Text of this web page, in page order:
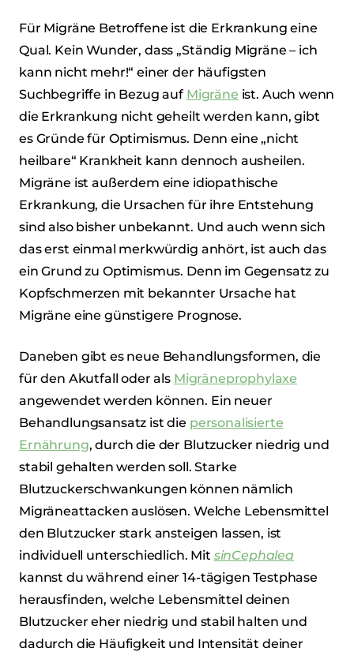
Für Migräne Betroffene ist die Erkrankung eine
Qual. Kein Wunder, dass „Ständig Migräne – ich
kann nicht mehr!“ einer der häufigsten
Suchbegriffe in Bezug auf Migräne ist. Auch wenn
die Erkrankung nicht geheilt werden kann, gibt
es Gründe für Optimismus. Denn eine „nicht
heilbare“ Krankheit kann dennoch ausheilen.
Migräne ist außerdem eine idiopathische
Erkrankung, die Ursachen für ihre Entstehung
sind also bisher unbekannt. Und auch wenn sich
das erst einmal merkwürdig anhört, ist auch das
ein Grund zu Optimismus. Denn im Gegensatz zu
Kopfschmerzen mit bekannter Ursache hat
Migräne eine günstigere Prognose.
Daneben gibt es neue Behandlungsformen, die
für den Akutfall oder als Migräneprophylaxe
angewendet werden können. Ein neuer
Behandlungsansatz ist die personalisierte
Ernährung, durch die der Blutzucker niedrig und
stabil gehalten werden soll. Starke
Blutzuckerschwankungen können nämlich
Migräneattacken auslösen. Welche Lebensmittel
den Blutzucker stark ansteigen lassen, ist
individuell unterschiedlich. Mit sinCephalea
kannst du während einer 14-tägigen Testphase
herausfinden, welche Lebensmittel deinen
Blutzucker eher niedrig und stabil halten und
dadurch die Häufigkeit und Intensität deiner